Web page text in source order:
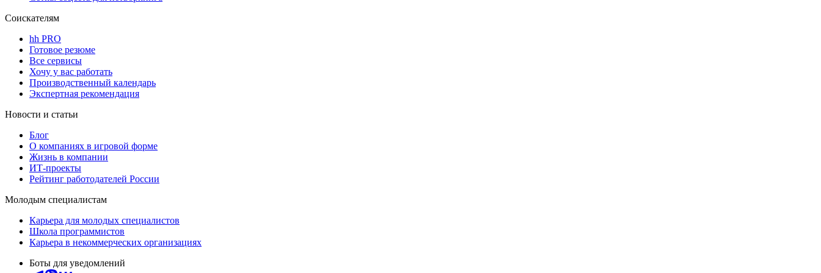
Соискателям
hh PRO
Готовое резюме
Все сервисы
Хочу у вас работать
Производственный календарь
Экспертная рекомендация
Новости и статьи
Блог
О компаниях в игровой форме
Жизнь в компании
ИТ-проекты
Рейтинг работодателей России
Молодым специалистам
Карьера для молодых специалистов
Школа программистов
Карьера в некоммерческих организациях
Боты для уведомлений